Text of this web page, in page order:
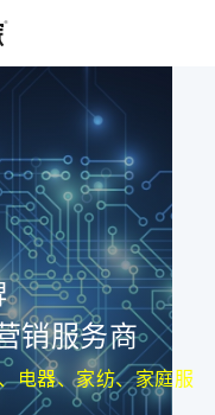
销服务商
电器、家纺、家庭服